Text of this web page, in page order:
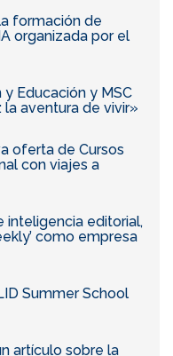
formación de
organizada por el
Educación y MSC
la aventura de vivir»
oferta de Cursos
con viajes a
inteligencia editorial,
como empresa
Summer School
artículo sobre la